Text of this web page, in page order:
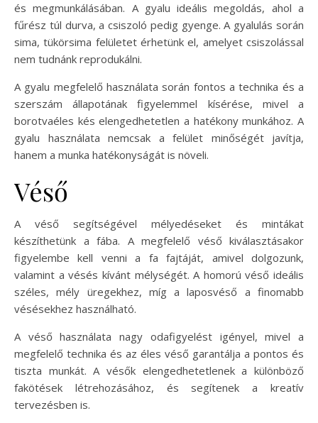
és megmunkálásában. A gyalu ideális megoldás, ahol a
fűrész túl durva, a csiszoló pedig gyenge. A gyalulás során
sima, tükörsima felületet érhetünk el, amelyet csiszolással
nem tudnánk reprodukálni.
A gyalu megfelelő használata során fontos a technika és a
szerszám állapotának figyelemmel kísérése, mivel a
borotvaéles kés elengedhetetlen a hatékony munkához. A
gyalu használata nemcsak a felület minőségét javítja,
hanem a munka hatékonyságát is növeli.
Véső
A véső segítségével mélyedéseket és mintákat
készíthetünk a fába. A megfelelő véső kiválasztásakor
figyelembe kell venni a fa fajtáját, amivel dolgozunk,
valamint a vésés kívánt mélységét. A homorú véső ideális
széles, mély üregekhez, míg a laposvéső a finomabb
vésésekhez használható.
A véső használata nagy odafigyelést igényel, mivel a
megfelelő technika és az éles véső garantálja a pontos és
tiszta munkát. A vésők elengedhetetlenek a különböző
fakötések létrehozásához, és segítenek a kreatív
tervezésben is.